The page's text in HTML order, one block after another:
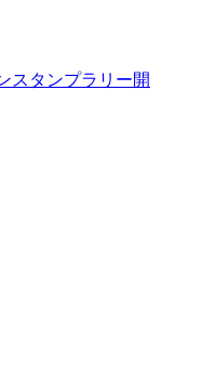
スタンプラリー開